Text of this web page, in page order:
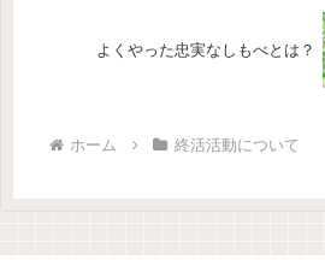
よくやった忠実なしもべとは？
ホーム 終活活動について